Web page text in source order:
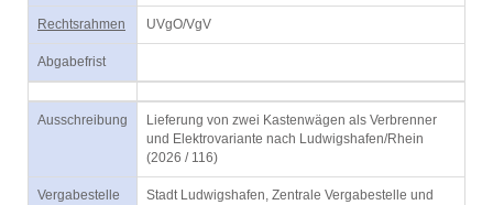
Rechtsrahmen UVgO/VgV
Abgabefrist
Ausschreibung
Lieferung von zwei Kastenwägen als Verbrenner
und Elektrovariante nach Ludwigshafen/Rhein
(2026 / 116)
Vergabestelle
Stadt Ludwigshafen, Zentrale Vergabestelle und